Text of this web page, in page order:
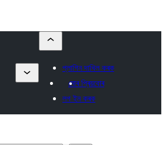
প্লাগিন দাখিল কৰক
মোৰ প্ৰিয়বোৰ
লগ ইন কৰক